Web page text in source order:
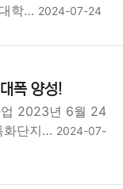
증권 인테리어
컴퓨터 기술
학… 2024-07-24
폭 양성!
업 2023년 6월 24
화단지… 2024-07-